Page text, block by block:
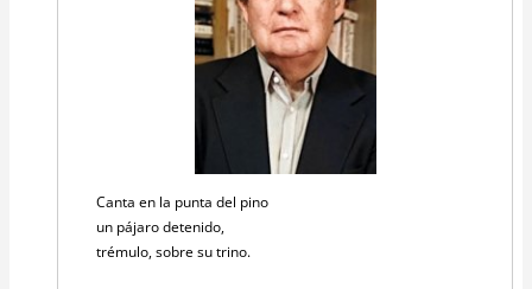
Canta en la punta del pino
un pájaro detenido,
trémulo, sobre su trino.